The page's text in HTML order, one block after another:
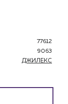
77612
9063
ДЖИЛЕКС